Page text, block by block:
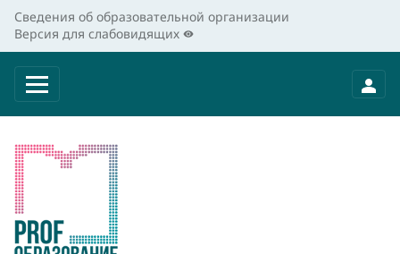
Сведения об образовательной организации
Версия для слабовидящих